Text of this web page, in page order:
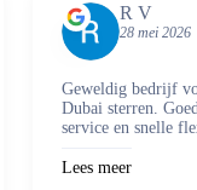
R V
28 mei 2026
Geweldig bedrijf
Dubai sterren.
service en snelle
Lees meer